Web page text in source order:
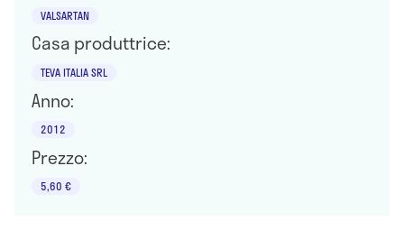
VALSARTAN
Casa produttrice:
TEVA ITALIA SRL
Anno:
2012
Prezzo:
5,60 €